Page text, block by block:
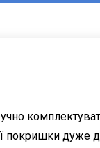
покришки